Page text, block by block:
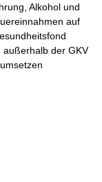
Alkohol und
auf
außerhalb der GKV